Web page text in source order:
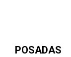
POSADAS